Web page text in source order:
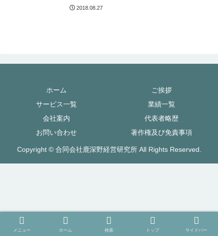
2018.08.27
ホーム
ご挨拶
サービス一覧
業績一覧
会社案内
代表者略歴
お問い合わせ
著作権及び免責事項
Copyright © 合同会社鹿深野経営研究所 All Rights Reserved.
メニュー ホーム 検索 トップ サイドバー